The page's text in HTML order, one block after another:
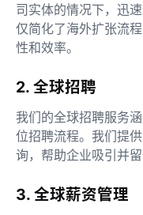
司实体的情况下，迅
仅简化了海外扩张流
性和效率。
2. 全球招聘
我们的全球招聘服务
位招聘流程。我们提
询，帮助企业吸引并留
3. 全球薪资管理